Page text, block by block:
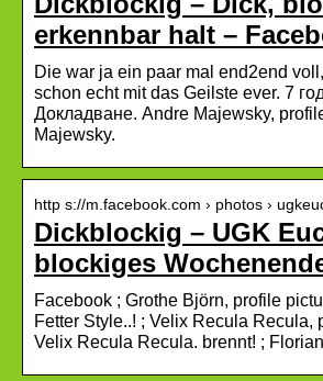
erkennbar halt –
Die war ja ein paar mal end2end
schon echt mit das Geilste ever. 7
Докладване. Andre Majewsky,
Majewsky.
http s://m.facebook.com › photos ›
Dickblockig – UGK
blockiges
Facebook ; Grothe Björn, profile
Fetter Style..! ; Velix Recula Recula,
Velix Recula Recula. brennt! ;